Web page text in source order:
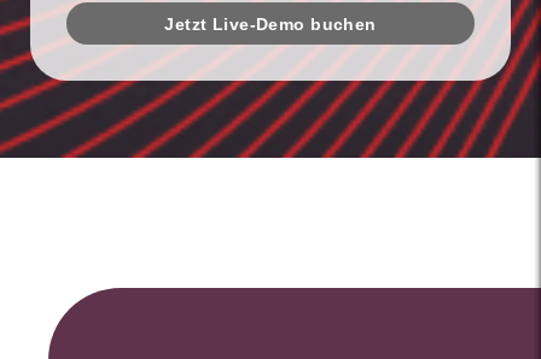
Jetzt Live-Demo buchen